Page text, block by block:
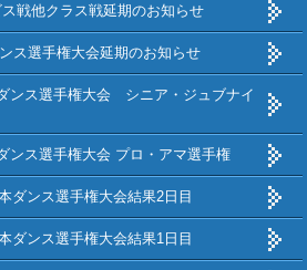
戦他クラス戦延期のお知らせ
ス選手権大会延期のお知らせ
ンス選手権大会 シニア・ジュブナイ
ンス選手権大会 プロ・アマ選手権
ダンス選手権大会結果2日目
ダンス選手権大会結果1日目